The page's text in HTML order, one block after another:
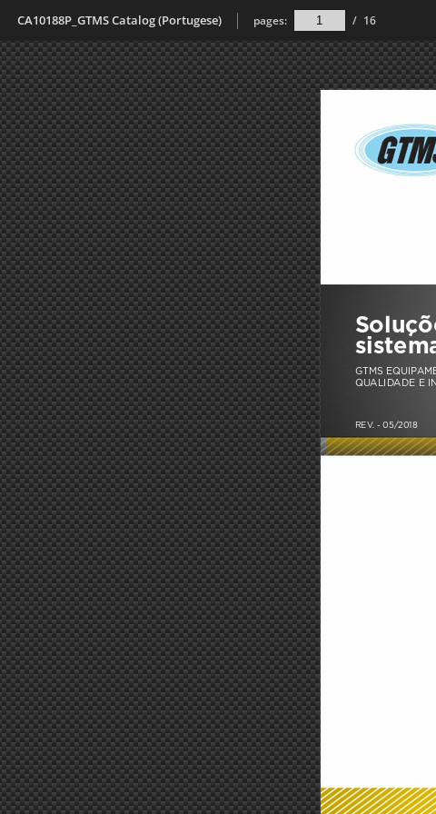
CA10188P_GTMS Catalog (Portugese) pages: / 16